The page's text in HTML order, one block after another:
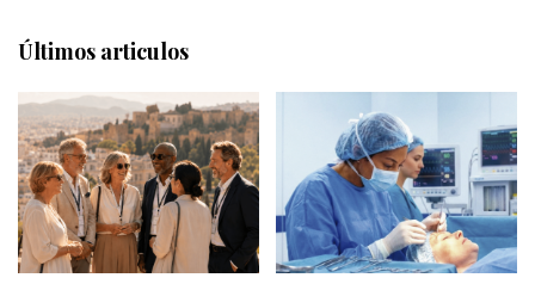
Últimos articulos